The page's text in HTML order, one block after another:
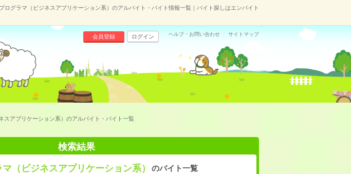
ログラマ（ビジネスアプリケーション系）のアルバイト・バイト情報一覧｜バイト探しはエンバイト
会員登録 ログイン ヘルプ・お問い合わせ サイトマップ
スアプリケーション系）のアルバイト・バイト一覧
検索結果
（ビジネスアプリケーション系） のバイト一覧